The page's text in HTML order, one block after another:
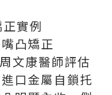
實例
凸矯正
文康醫師評估
口金屬自鎖托